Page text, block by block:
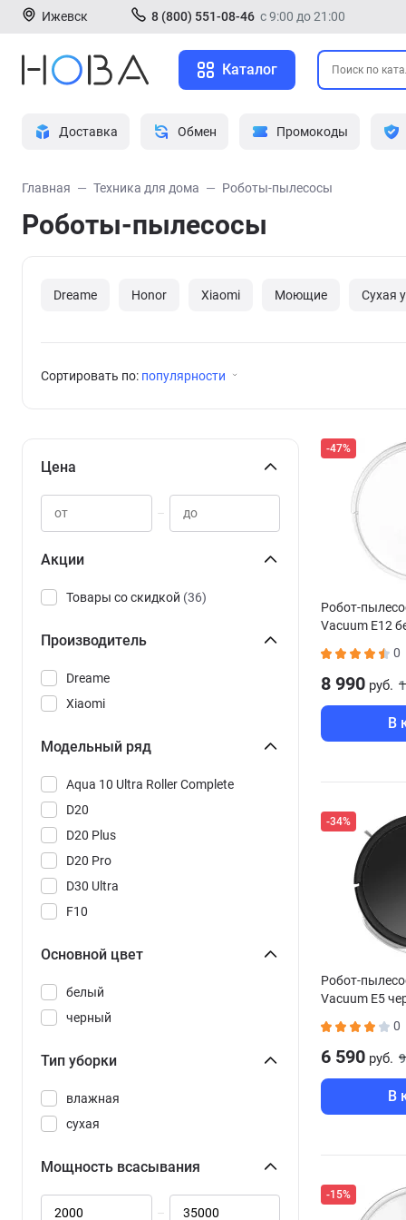
Ижевск 8 (800) 551-08-46 с 9:00 до 21:00
Каталог
Доставка Обмен Промокоды
Главная Техника для дома Роботы-пылесосы
Роботы-пылесосы
Dreame Honor Xiaomi Моющие Сухая
Сортировать по: популярности
Цена
–
Акции
Товары со скидкой (36)
Производитель
Dreame
Xiaomi
Модельный ряд
Aqua 10 Ultra Roller Complete
D20
D20 Plus
D20 Pro
D30 Ultra
F10
L40
L40 Ultra CE
L40s Pro Ultra
L50 Ultra
Robot Vacuum E5
Robot Vacuum H40
Основной цвет
белый
черный
Тип уборки
влажная
сухая
Мощность всасывания
–
-47%
Робот-
Vacuum E12
0
8 990 руб.
В
-34%
Робот-
Vacuum E5
0
6 590 руб.
В
-15%